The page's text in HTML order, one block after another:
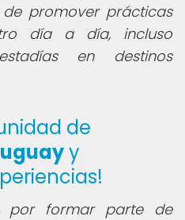
promover prácticas
día a día, incluso
en destinos
de
y
por formar parte de